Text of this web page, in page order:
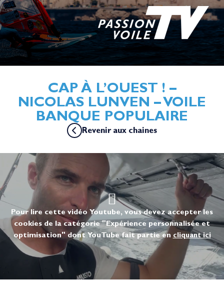
CAP À L’OUEST ! –
NICOLAS LUNVEN – VOILE
BANQUE POPULAIRE
Revenir aux chaines
Pour lire cette vidéo Youtube, vous devez accepter les
cookies de la catégorie "Expérience personnalisée et
optimisation" dont YouTube fait partie en cliquant ici